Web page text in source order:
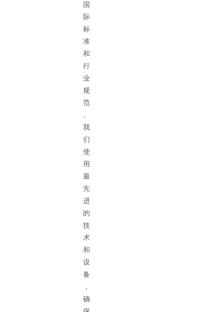
国
际
标
准
和
行
业
规
范
。
我
们
使
用
最
先
进
的
技
术
和
设
备
，
确